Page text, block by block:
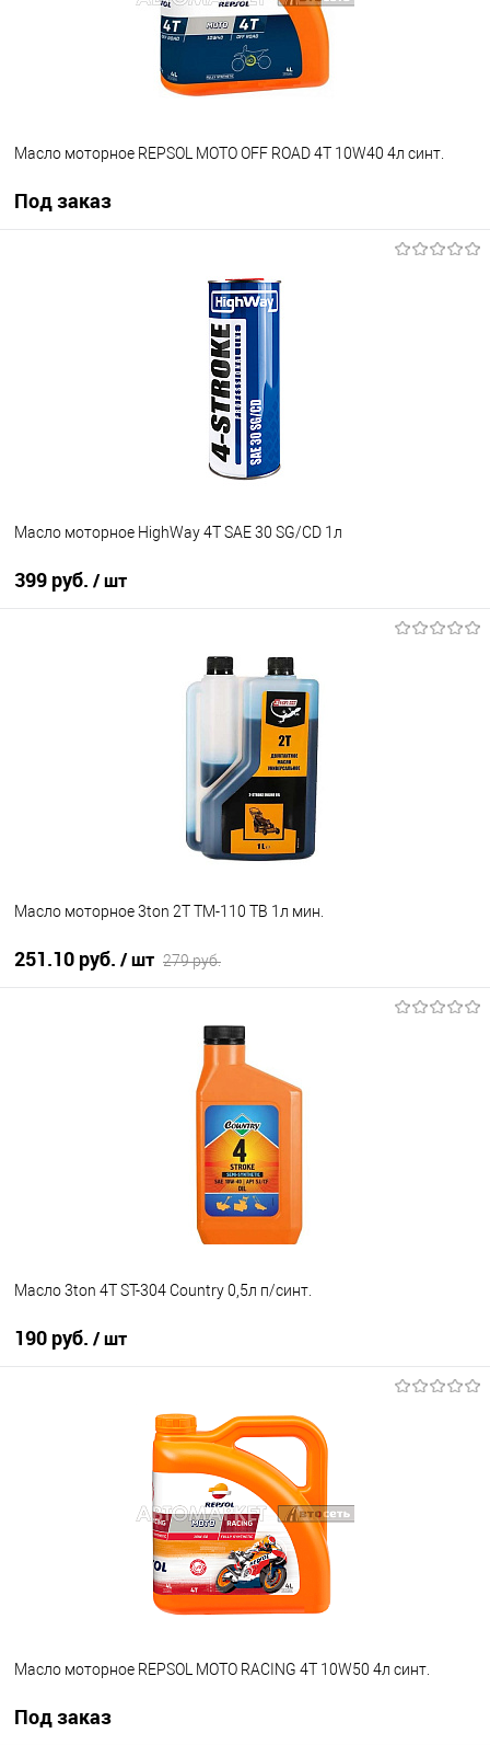
Масло моторное REPSOL MOTO OFF ROAD 4T 10W40 4л синт.
Под заказ
Масло моторное HighWay 4T SAE 30 SG/CD 1л
399 руб. / шт
В наличии
Масло моторное 3ton 2Т ТМ-110 ТВ 1л мин.
251.10 руб. / шт 279 руб.
В корзину
В наличии
Масло 3ton 4Т ST-304 Country 0,5л п/синт.
190 руб. / шт
В наличии
Масло моторное REPSOL MOTO RACING 4T 10W50 4л синт.
Под заказ